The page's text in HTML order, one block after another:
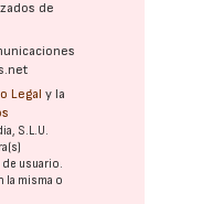
de
Legal y la
S.L.U.
usuario.
la misma o